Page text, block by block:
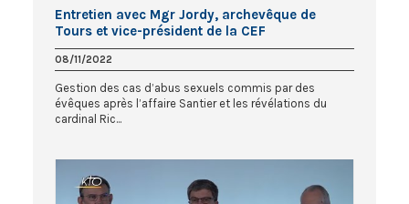
Entretien avec Mgr Jordy, archevêque de
Tours et vice-président de la CEF
08/11/2022
Gestion des cas d’abus sexuels commis par des
évêques après l’affaire Santier et les révélations du
cardinal Ric...